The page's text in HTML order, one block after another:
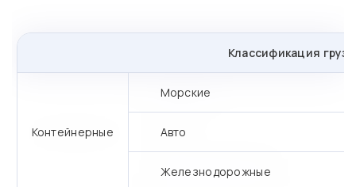
Классификация
Контейнерные
Морские
Авто
Железнодорожные